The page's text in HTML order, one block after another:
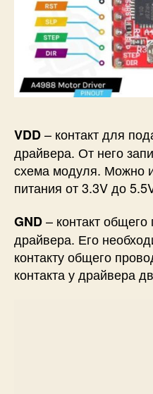
VDD– контакт для
драйвера. От него
схема модуля. Можно
питания от 3.3V до
GND– контакт
драйвера. Его
контакту общего
контакта у драйвера